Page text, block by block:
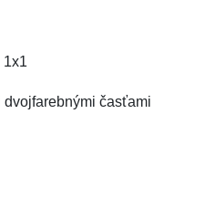
1x1
dvojfarebnými časťami